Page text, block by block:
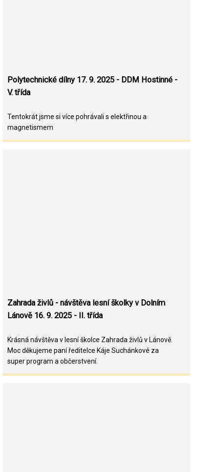
Polytechnické dílny 17. 9. 2025 - DDM Hostinné -
V. třída
Tentokrát jsme si více pohrávali s elektřinou a
magnetismem
Zahrada živlů - návštěva lesní školky v Dolním
Lánově 16. 9. 2025 - II. třída
Krásná návštěva v lesní školce Zahrada živlů v Lánově.
Moc děkujeme paní ředitelce Káje Suchánkové za
super program a občerstvení.